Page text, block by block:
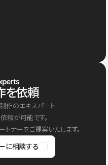
を依頼
作のエキスパート
頼が可能です。
ナーをご提案いたします。
に相談する